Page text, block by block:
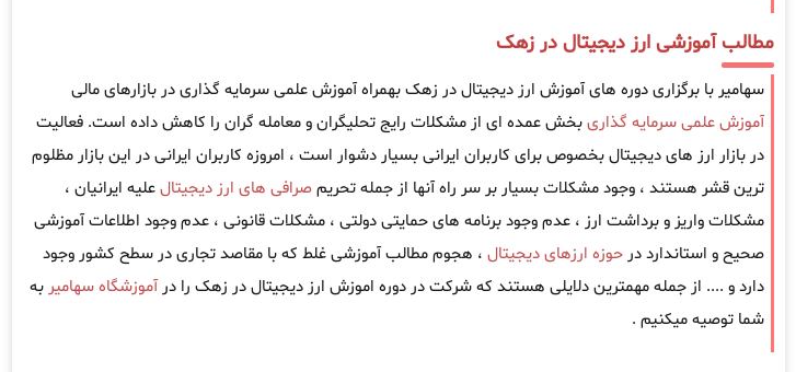
مطالب آموزشی ارز دیجیتال در زهک
سهامیر با برگزاری دوره های آموزش ارز دیجیتال در زهک بهمراه آموزش علمی سرمایه گذاری در بازارهای مالی
آموزش علمی سرمایه گذاریبخش عمده ای از مشکلات رایج تحلیگران و معامله گران را کاهش داده است. فعالیت
در بازار ارز های دیجیتال بخصوص برای کاربران ایرانی بسیار دشوار است ، امروزه کاربران ایرانی در این بازار مظلوم
ترین قشر هستند ، وجود مشکلات بسیار بر سر راه آنها از جمله تحریمصرافی های ارز دیجیتالعلیه ایرانیان ،
مشکلات واریز و برداشت ارز ، عدم وجود برنامه های حمایتی دولتی ، مشکلات قانونی ، عدم وجود اطلاعات آموزشی
صحیح و استاندارد در حوزه ارزهای دیجیتال ، هجوم مطالب آموزشی غلط که با مقاصد تجاری در سطح کشور وجود
دارد و .... از جمله مهمترین دلایلی هستند که شرکت در دوره اموزش ارز دیجیتال در زهک را در آموزشگاه سهامیر به
شما توصیه میکنیم .